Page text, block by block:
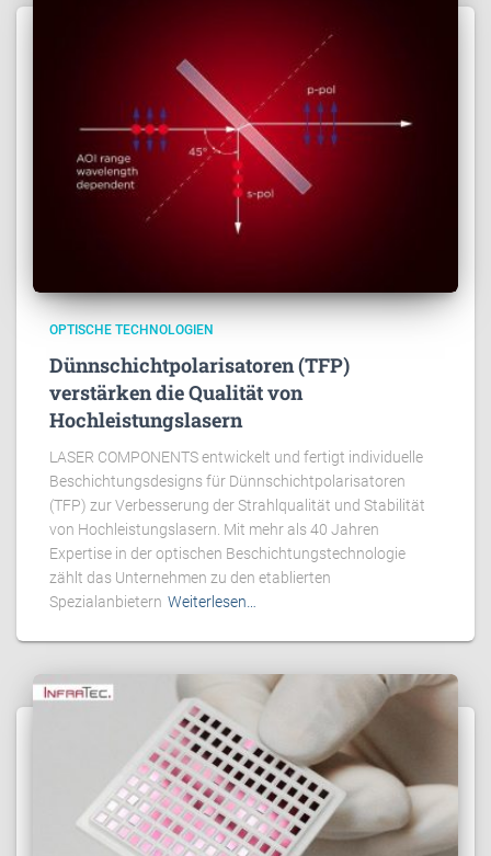
OPTISCHE TECHNOLOGIEN
Dünnschichtpolarisatoren (TFP)
verstärken die Qualität von
Hochleistungslasern
LASER COMPONENTS entwickelt und fertigt individuelle
Beschichtungsdesigns für Dünnschichtpolarisatoren
(TFP) zur Verbesserung der Strahlqualität und Stabilität
von Hochleistungslasern. Mit mehr als 40 Jahren
Expertise in der optischen Beschichtungstechnologie
zählt das Unternehmen zu den etablierten
Spezialanbietern Weiterlesen…